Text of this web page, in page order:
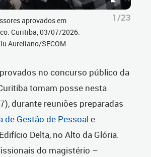
aprovados em
Curitiba, 03/07/2026.
Aureliano/SECOM
1/23
no concurso público da
tomam posse nesta
durante reuniões preparadas
de Gestão de Pessoal e
Delta, no Alto da Glória.
do magistério –